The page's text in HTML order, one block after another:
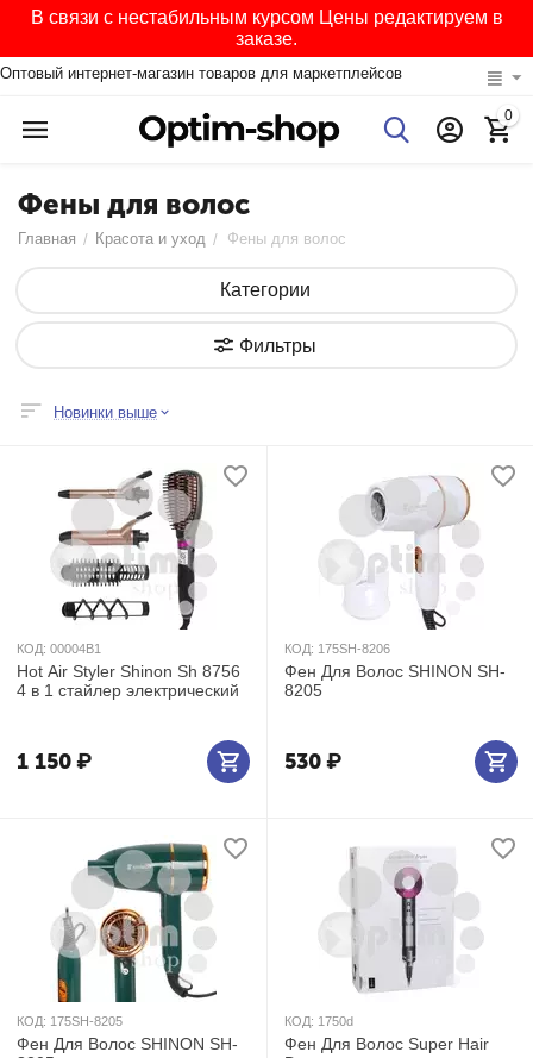
В связи с нестабильным курсом Цены редактируем в
заказе.
Оптовый интернет-магазин товаров для маркетплейсов
0
Фены для волос
Главная / Красота и уход / Фены для волос
Категории
Фильтры
Новинки выше
КОД: 00004B1
Hot Air Styler Shinon Sh 8756
4 в 1 стайлер электрический
1 150₽
КОД: 175SH-8206
Фен Для Волос SHINON SH-
8205
530₽
КОД: 175SH-8205
Фен Для Волос SHINON SH-
КОД: 1750d
Фен Для Волос Super Hair